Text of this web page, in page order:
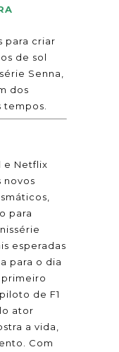
para criar
de sol
Senna,
dos
e Netflix
novos
para
esperadas
para o dia
primeiro
de F1
ator
a vida,
Com